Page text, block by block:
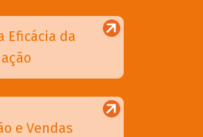
Eficácia da
e Vendas